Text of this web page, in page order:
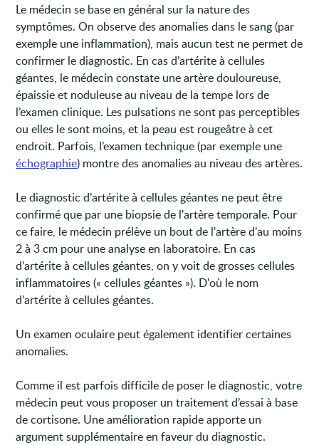
Le médecin se base en général sur la nature des
symptômes. On observe des anomalies dans le sang (par
exemple une inflammation), mais aucun test ne permet de
confirmer le diagnostic. En cas d’artérite à cellules
géantes, le médecin constate une artère douloureuse,
épaissie et noduleuse au niveau de la tempe lors de
l’examen clinique. Les pulsations ne sont pas perceptibles
ou elles le sont moins, et la peau est rougeâtre à cet
endroit. Parfois, l’examen technique (par exemple une
échographie) montre des anomalies au niveau des artères.
Le diagnostic d’artérite à cellules géantes ne peut être
confirmé que par une biopsie de l'artère temporale. Pour
ce faire, le médecin prélève un bout de l'artère d'au moins
2 à 3 cm pour une analyse en laboratoire. En cas
d’artérite à cellules géantes, on y voit de grosses cellules
inflammatoires (« cellules géantes »). D'où le nom
d’artérite à cellules géantes.
Un examen oculaire peut également identifier certaines
anomalies.
Comme il est parfois difficile de poser le diagnostic, votre
médecin peut vous proposer un traitement d’essai à base
de cortisone. Une amélioration rapide apporte un
argument supplémentaire en faveur du diagnostic.